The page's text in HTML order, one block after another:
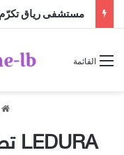
مستشفى رياق تكرّم
القائمة